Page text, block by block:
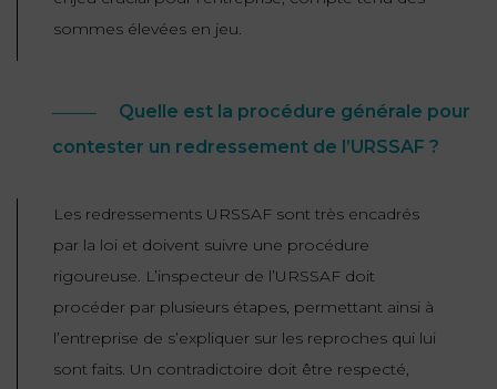
sommes élevées en jeu.
Quelle est la procédure générale pour
contester un redressement de l’URSSAF ?
Les redressements URSSAF sont très encadrés
par la loi et doivent suivre une procédure
rigoureuse. L’inspecteur de l’URSSAF doit
procéder par plusieurs étapes, permettant ainsi à
l’entreprise de s’expliquer sur les reproches qui lui
sont faits. Un contradictoire doit être respecté,